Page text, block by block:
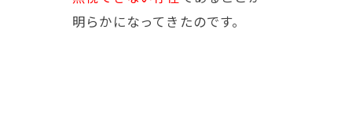
明らかになってきたのです。